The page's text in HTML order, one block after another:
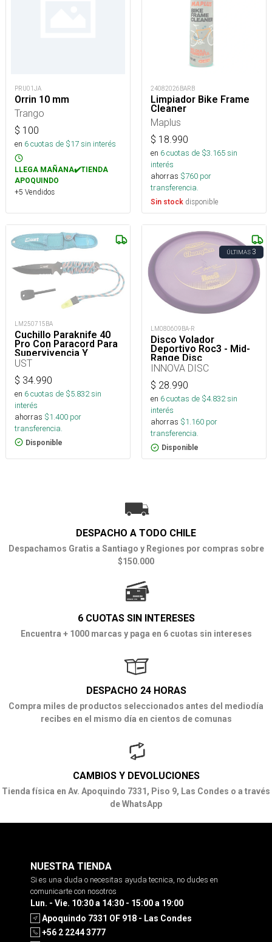
PRU01JA
Orrin 10 mm
Trango
$ 100
en 6cuotas de $17sin interés
LLEGA MAÑANA✔️TIENDA
APOQUINDO
+5 Vendidos
24082026BARB
Limpiador Bike Frame
Cleaner
Maplus
$ 18.990
en 6cuotas de $3.165sin
interés
ahorras $760 por
transferencia.
Sin stock disponible
LM250715BA
Cuchillo Paraknife 40
Pro Con Paracord Para
Supervivencia Y
Outdoor
UST
$ 34.990
en 6cuotas de $5.832sin
interés
ahorras $1.400 por
transferencia.
Disponible
ÚLTIMAS3
LM080609BA-R
Disco Volador
Deportivo Roc3 - Mid-
Range Disc
INNOVA DISC
$ 28.990
en 6cuotas de $4.832sin
interés
ahorras $1.160 por
transferencia.
Disponible
DESPACHO A TODO CHILE
Despachamos Gratis a Santiago y Regiones por compras sobre
$150.000
6 CUOTAS SIN INTERESES
Encuentra + 1000 marcas y paga en 6 cuotas sin intereses
DESPACHO 24 HORAS
Compra miles de productos seleccionados antes del mediodía
recibes en el mismo día en cientos de comunas
CAMBIOS Y DEVOLUCIONES
Tienda física en Av. Apoquindo 7331, Piso 9, Las Condes o a través
de WhatsApp
NUESTRA TIENDA
Si es una duda o necesitas ayuda tecnica, no dudes en
comunicarte con nosotros
Lun. - Vie. 10:30 a 14:30 - 15:00 a 19:00
Apoquindo 7331 OF 918 - Las Condes
+56 2 2244 3777